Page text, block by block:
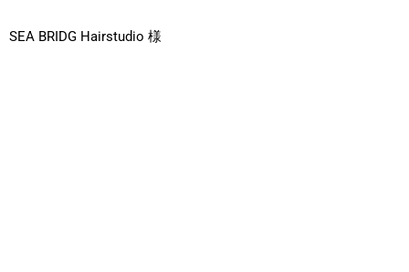
SEA BRIDG Hairstudio 様